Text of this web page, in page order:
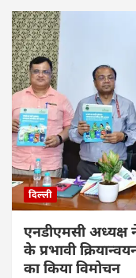
दिल्ली
एनडीएमसी अध्यक्ष
के प्रभावी
का किया विमोचन